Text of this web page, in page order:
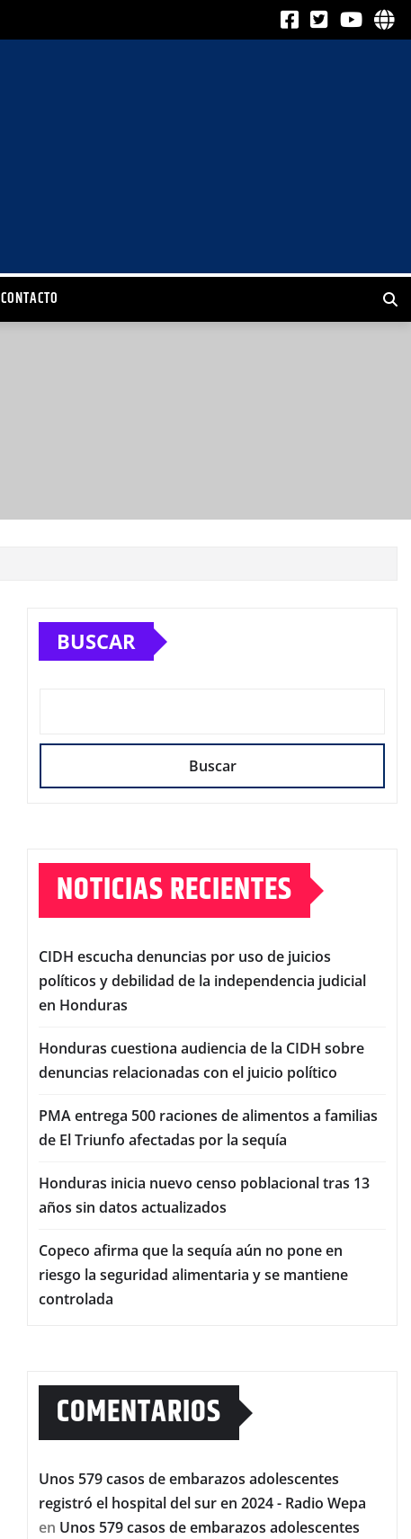
CONTACTO
BUSCAR
Buscar
NOTICIAS RECIENTES
CIDH escucha denuncias por uso de juicios
políticos y debilidad de la independencia judicial
en Honduras
Honduras cuestiona audiencia de la CIDH sobre
denuncias relacionadas con el juicio político
PMA entrega 500 raciones de alimentos a familias
de El Triunfo afectadas por la sequía
Honduras inicia nuevo censo poblacional tras 13
años sin datos actualizados
Copeco afirma que la sequía aún no pone en
riesgo la seguridad alimentaria y se mantiene
controlada
COMENTARIOS
Unos 579 casos de embarazos adolescentes
registró el hospital del sur en 2024 - Radio Wepa
en Unos 579 casos de embarazos adolescentes